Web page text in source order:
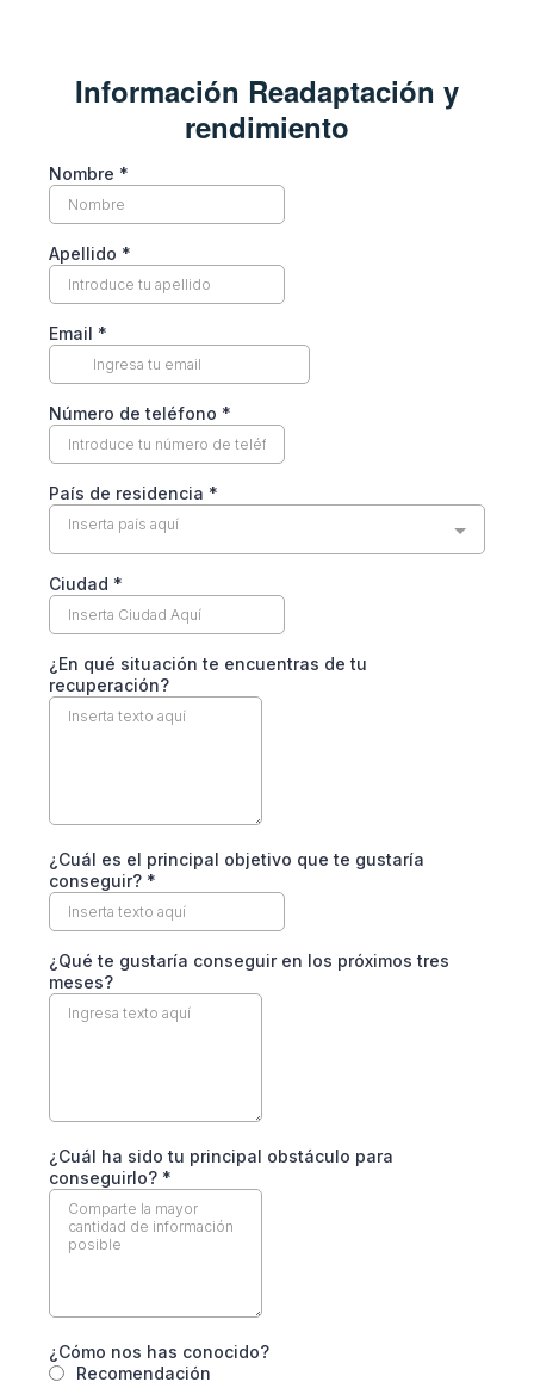
Información Readaptación y
rendimiento
Nombre *
Apellido *
Email *
Número de teléfono *
País de residencia *
Inserta país aquí
Ciudad *
¿En qué situación te encuentras de tu
recuperación?
¿Cuál es el principal objetivo que te gustaría
conseguir? *
¿Qué te gustaría conseguir en los próximos tres
meses?
¿Cuál ha sido tu principal obstáculo para
conseguirlo? *
¿Cómo nos has conocido?
Recomendación